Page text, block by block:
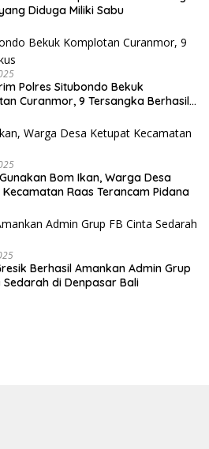
Diduga Miliki Sabu
Polres Situbondo Bekuk
Curanmor, 9 Tersangka Berhasil
Bom Ikan, Warga Desa
Raas Terancam Pidana
Berhasil Amankan Admin Grup
Sedarah di Denpasar Bali